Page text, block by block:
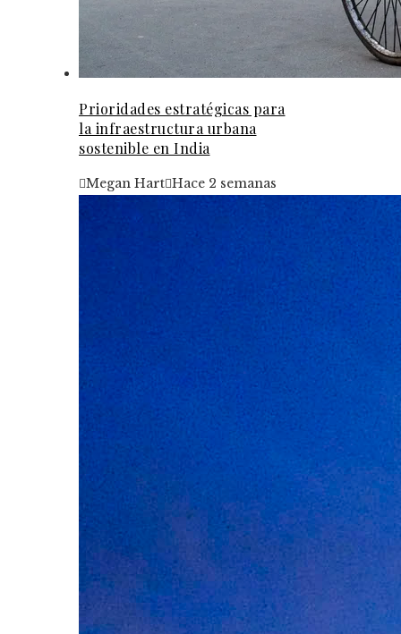
Prioridades estratégicas para
la infraestructura urbana
sostenible en India
Megan Hart Hace 2 semanas